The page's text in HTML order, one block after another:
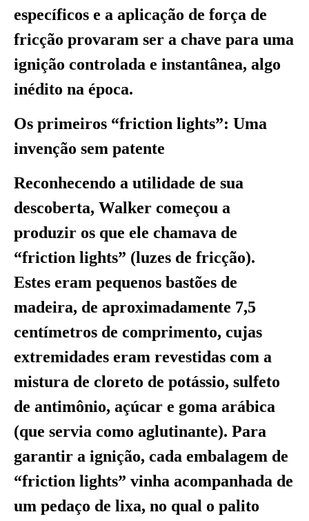
específicos e a aplicação de força de
fricção provaram ser a chave para uma
ignição controlada e instantânea, algo
inédito na época.
Os primeiros “friction lights”: Uma
invenção sem patente
Reconhecendo a utilidade de sua
descoberta, Walker começou a
produzir os que ele chamava de
“friction lights” (luzes de fricção).
Estes eram pequenos bastões de
madeira, de aproximadamente 7,5
centímetros de comprimento, cujas
extremidades eram revestidas com a
mistura de cloreto de potássio, sulfeto
de antimônio, açúcar e goma arábica
(que servia como aglutinante). Para
garantir a ignição, cada embalagem de
“friction lights” vinha acompanhada de
um pedaço de lixa, no qual o palito